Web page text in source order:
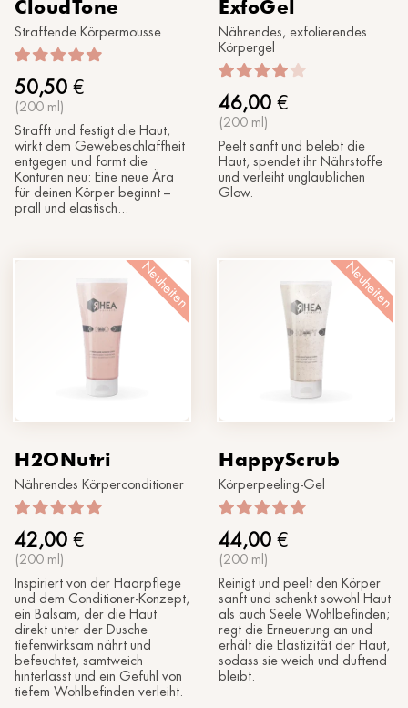
CloudTone
Straffende Körpermousse
50,50 €
(200 ml)
Strafft und festigt die Haut,
wirkt dem Gewebeschlaffheit
entgegen und formt die
Konturen neu: Eine neue Ära
für deinen Körper beginnt –
prall und elastisch...
ExfoGel
Nährendes, exfolierendes
Körpergel
46,00 €
(200 ml)
Peelt sanft und belebt die
Haut, spendet ihr Nährstoffe
und verleiht unglaublichen
Glow.
Neuheiten
H2ONutri
Nährendes Körperconditioner
42,00 €
(200 ml)
Inspiriert von der Haarpflege
und dem Conditioner-Konzept,
ein Balsam, der die Haut
direkt unter der Dusche
tiefenwirksam nährt und
befeuchtet, samtweich
hinterlässt und ein Gefühl von
tiefem Wohlbefinden verleiht.
Neuheiten
HappyScrub
Körperpeeling-Gel
44,00 €
(200 ml)
Reinigt und peelt den Körper
sanft und schenkt sowohl Haut
als auch Seele Wohlbefinden;
regt die Erneuerung an und
erhält die Elastizität der Haut,
sodass sie weich und duftend
bleibt.